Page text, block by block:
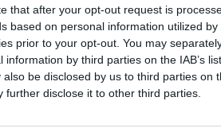
that after your opt-out request is
based on personal information utilized
prior to your opt-out. You may
by third parties on the IAB’s
be disclosed by us to third parties on
further disclose it to other third parties.
la TVA légale. PlusLivraison plus
les droits d’accise
Info Critiques(0)
création de bière, Darkest